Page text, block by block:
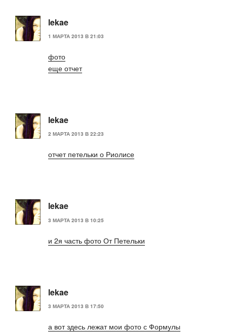
lekae
1 МАРТА 2013 В 21:03
фото
еще отчет
lekae
2 МАРТА 2013 В 22:23
отчет петельки о Риолисе
lekae
3 МАРТА 2013 В 10:25
и 2я часть фото От Петельки
lekae
3 МАРТА 2013 В 17:50
а вот здесь лежат мои фото с Формулы